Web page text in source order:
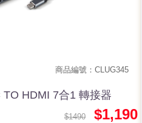
商品編號：CLUG345
TO HDMI 7合1 轉接器
$1490 $1,190